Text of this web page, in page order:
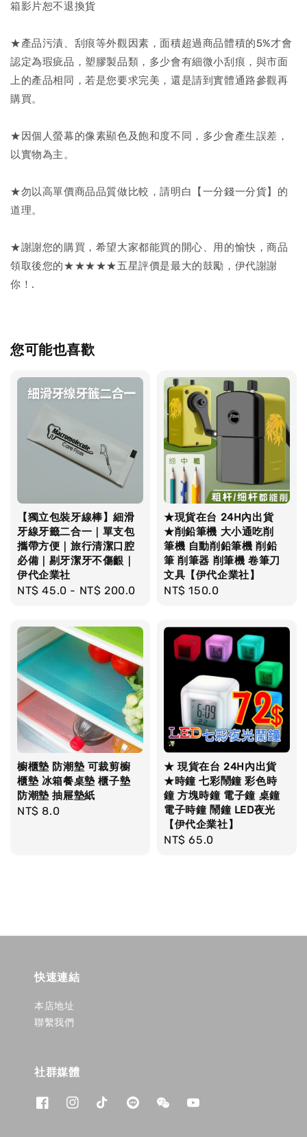
箱影片恕不退換貨
★產品污漬、刮痕等外觀因素，面積超過商品體積的5%才會
認定為瑕疵品，塑膠製品類，多少會有細微小刮痕，與市面
上的產品相同，若是您要求完美，還是請到實體通路參觀再
購買。
★因個人螢幕的像素顯色及飽和度不同，多少會產生誤差，
以實物為主。
★勿以高單價商品品質做比較，請明白【一分錢一分貨】的
道理。
★謝謝您的購買，希望大家都能買的開心、用的愉快，商品
領取後您的★★★★★五星評價是最大的鼓勵，伊代謝謝
你！.
您可能也喜歡
【獨立包裝牙線棒】細滑
牙線牙籤二合一｜單支包
攜帶方便｜旅行清潔口腔
必備｜剔牙潔牙不傷齦｜
伊代企業社
Regular
NT$ 45.0 - NT$ 200.0
★現貨在台 24H內出貨
★削鉛筆機 大小通吃削
筆機 自動削鉛筆機 削鉛
筆 削筆器 削筆機 卷筆刀
文具【伊代企業社】
Regular
NT$ 150.0
櫥櫃墊 防潮墊 可裁剪櫥
櫃墊 冰箱餐桌墊 櫃子墊
防潮墊 抽屜墊紙
Regular
NT$ 8.0
★ 現貨在台 24H內出貨
★時鐘 七彩鬧鐘 彩色時
鐘 方塊時鐘 電子鐘 桌鐘
電子時鐘 鬧鐘 LED夜光
【伊代企業社】
Regular
NT$ 65.0
快速連結
本店地址
聯繫我們
社群媒體